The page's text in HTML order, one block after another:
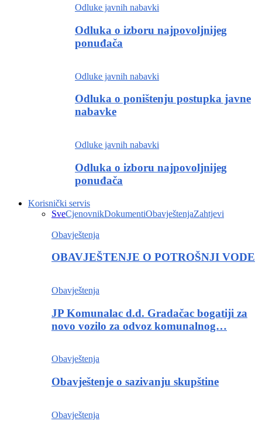
Odluke javnih nabavki
Odluka o izboru najpovoljnijeg
ponuđača
Odluke javnih nabavki
Odluka o poništenju postupka javne
nabavke
Odluke javnih nabavki
Odluka o izboru najpovoljnijeg
ponuđača
Korisnički servis
SveCjenovnikDokumentiObavještenjaZahtjevi
Obavještenja
OBAVJEŠTENJE O POTROŠNJI VODE
Obavještenja
JP Komunalac d.d. Gradačac bogatiji za
novo vozilo za odvoz komunalnog…
Obavještenja
Obavještenje o sazivanju skupštine
Obavještenja